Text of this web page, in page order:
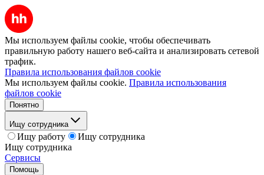
Мы используем файлы cookie, чтобы обеспечивать
правильную работу нашего веб-сайта и анализировать сетевой
трафик.
Правила использования файлов cookie
Мы используем файлы cookie. Правила использования
файлов cookie
Понятно
Ищу сотрудника
Ищу работу
Ищу сотрудника
Ищу сотрудника
Сервисы
Помощь